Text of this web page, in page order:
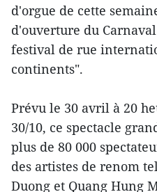
d'orgue de cette
d'ouverture du
festival de rue
continents".
Prévu le 30 avril à 20
30/10, ce spectacle
plus de 80 000
des artistes de renom
Duong et Quang Hung